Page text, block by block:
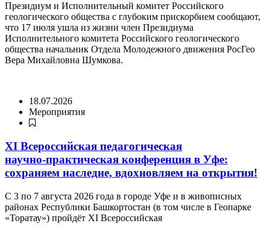
Президиум и Исполнительный комитет Российского
геологического общества с глубоким прискорбием сообщают,
что 17 июля ушла из жизни член Президиума
Исполнительного комитета Российского геологического
общества начальник Отдела Молодежного движения РосГео
Вера Михайловна Шумкова.
18.07.2026
Мероприятия
XI Всероссийская педагогическая
научно‑практическая конференция в Уфе:
сохраняем наследие, вдохновляем на открытия!
С 3 по 7 августа 2026 года в городе Уфе и в живописных
районах Республики Башкортостан (в том числе в Геопарке
«Торатау») пройдёт XI Всероссийская